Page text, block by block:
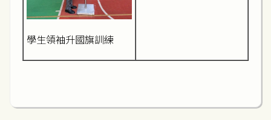
學生領袖升國旗訓練